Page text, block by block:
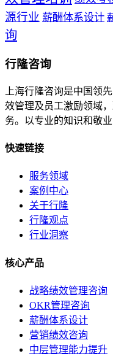
源行业 薪酬体系设计
询
行隆咨询
上海行隆咨询是中国领
效管理及员工激励领域
务。以专业的知识和敬
快速链接
服务领域
案例中心
关于行隆
行隆观点
行业洞察
核心产品
战略绩效管理咨询
OKR管理咨询
薪酬体系设计
营销绩效咨询
中层管理能力提升